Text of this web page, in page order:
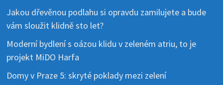
Jakou dřevěnou podlahu si opravdu zamilujete a bude
vám sloužit klidně sto let?
Moderní bydlení s oázou klidu v zeleném atriu, to je
projekt MiDO Harfa
Domy v Praze 5: skryté poklady mezi zelení